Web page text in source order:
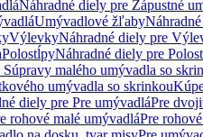
Náhradné diely pre Zápustné
Umývadlové žľaby
VýlevkyNáhradné diely pre
PolostĺpyNáhradné diely pre
malého umývadla so
umývadla so skrinkou
diely pre Pre umývadláPre
rohové malé umývadláPre